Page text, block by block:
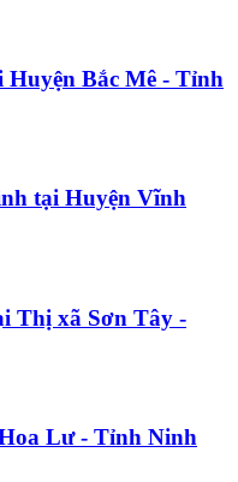
Huyện Bắc Mê - Tỉnh
tại Huyện Vĩnh
Thị xã Sơn Tây -
Lư - Tỉnh Ninh